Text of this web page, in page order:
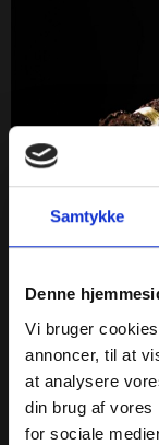
Samtykke
Denne
Vi bruger
annoncer, til at
at analysere
din brug af vores
for sociale
Ofringer og guld
kilde for 2.800
hvorfor guldet lå
Bays
film 1899-